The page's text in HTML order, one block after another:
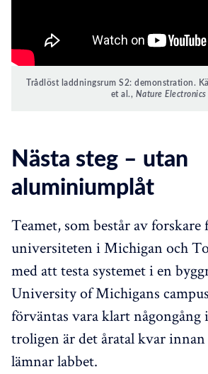
Trådlöst laddningsrum S2: demonstration.
et al., Nature Electronics
Nästa steg – utan
aluminiumplåt
Teamet, som består av forskare
universiteten i Michigan och
med att testa systemet i en
University of Michigans
förväntas vara klart någongång
troligen är det åratal kvar
lämnar labbet.